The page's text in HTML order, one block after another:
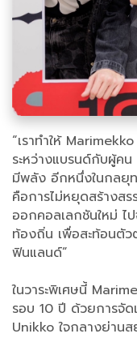
“เราทำให้
ระหว่างแบรนด์กับผู้ค
มีพลัง อีกหนึ่งในกลยุ
คือการไม่หยุดสร้างส
ออกคอลเลกชันใหม่ ไ
ท้องถิ่น เพื่อสะท้อนตั
ฟินแลนด์”
ในวาระพิเศษนี้
รอบ 10 ปี ด้วยการจั
Unikko ใจกลางย่าน